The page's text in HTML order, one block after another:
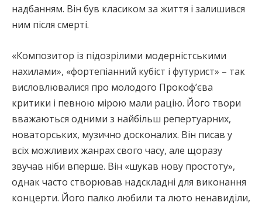
надбанням. Він був класиком за життя і залишився
ним після смерті.
«Композитор із підозрілими модерністськими
нахилами», «фортепіанний кубіст і футурист» – так
висловлювалися про молодого Прокоф’єва
критики і певною мірою мали рацію. Його твори
вважаються одними з найбільш репертуарних,
новаторських, музично досконалих. Він писав у
всіх можливих жанрах свого часу, але щоразу
звучав ніби вперше. Він «шукав нову простоту»,
однак часто створював надскладні для виконання
концерти. Його палко любили та люто ненавиділи,